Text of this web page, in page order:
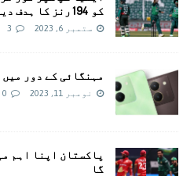
کو 194 رنز کا ہدف دیدیا
ستمبر 6, 2023 3
مہنگائی کے دور
نومبر 11, 2023 0
پاکستان اپنا اہم
گا